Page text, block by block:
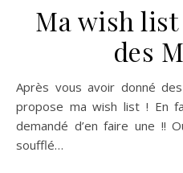
Ma wish list
des
Après vous avoir donné des idées de cadeaux, je vous
propose ma wish list ! En
demandé d’en faire une !!
soufflé…